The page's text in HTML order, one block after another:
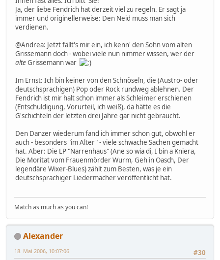
Ja, der liebe Fendrich hat derzeit viel zu regeln. Er sagt ja
immer und originellerweise: Den Neid muss man sich
verdienen.
@Andrea: Jetzt fällt's mir ein, ich kenn' den Sohn vom alten
Grissemann doch - wobei viele nun nimmer wissen, wer der
alteGrissemann war
Im Ernst: Ich bin keiner von den Schnöseln, die (Austro- oder
deutschsprachigen) Pop oder Rock rundweg ablehnen. Der
Fendrich ist mir halt schon immer als Schleimer erschienen
(Entschuldigung, Vorurteil, ich weiß), da hätte es die
G'schichteln der letzten drei Jahre gar nicht gebraucht.
Den Danzer wiederum fand ich immer schon gut, obwohl er
auch - besonders "im Alter" - viele schwache Sachen gemacht
hat. Aber: Die LP "Narrenhaus" (Ane so wia di, I bin a Kniera,
Die Moritat vom Frauenmörder Wurm, Geh in Oasch, Der
legendäre Wixer-Blues) zählt zum Besten, was je ein
deutschsprachiger Liedermacher veröffentlicht hat.
Match as much as you can!
Alexander
#30
18. Mai 2006, 10:07:06